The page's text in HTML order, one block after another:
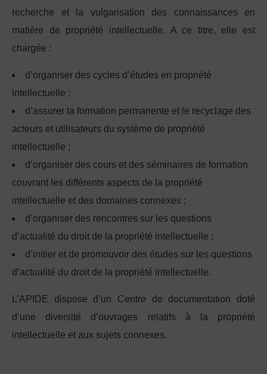
recherche et la vulgarisation des connaissances en
matière de propriété intellectuelle. A ce titre, elle est
chargée :
d’organiser des cycles d’études en propriété
intellectuelle ;
d’assurer la formation permanente et le recyclage des
acteurs et utilisateurs du système de propriété
intellectuelle ;
d’organiser des cours et des séminaires de formation
couvrant les différents aspects de la propriété
intellectuelle et des domaines connexes ;
d’organiser des rencontres sur les questions
d’actualité du droit de la propriété intellectuelle ;
d’initier et de promouvoir des études sur les questions
d’actualité du droit de la propriété intellectuelle.
L’APIDE dispose d’un Centre de documentation doté
d’une diversité d’ouvrages relatifs à la propriété
intellectuelle et aux sujets connexes.